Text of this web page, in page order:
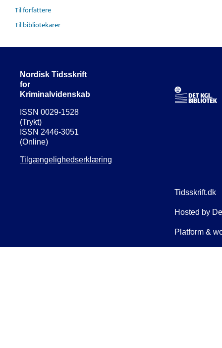
Til forfattere
Til bibliotekarer
Nordisk Tidsskrift
for
Kriminalvidenskab
ISSN 0029-1528
(Trykt)
ISSN 2446-3051
(Online)
Tilgængelighedserklæring